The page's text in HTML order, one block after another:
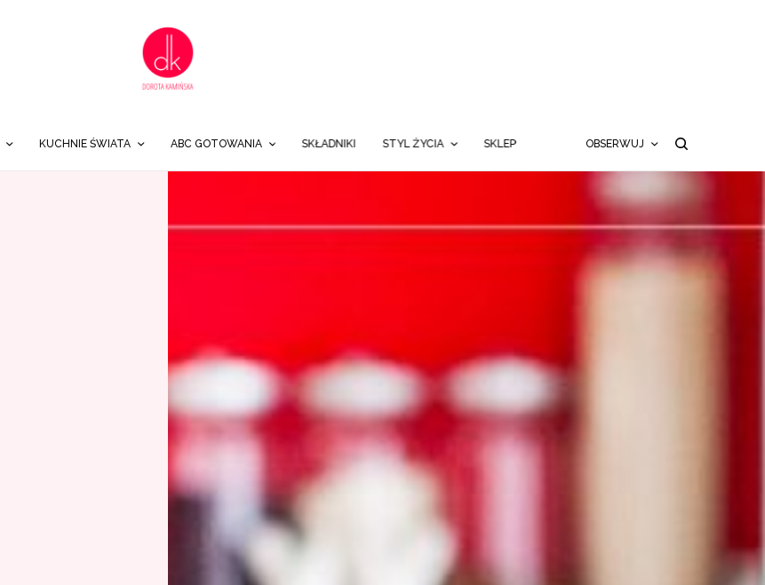
KUCHNIE ŚWIATA ABC GOTOWANIA SKŁADNIKI STYL ŻYCIA SKLEP OBSERWUJ